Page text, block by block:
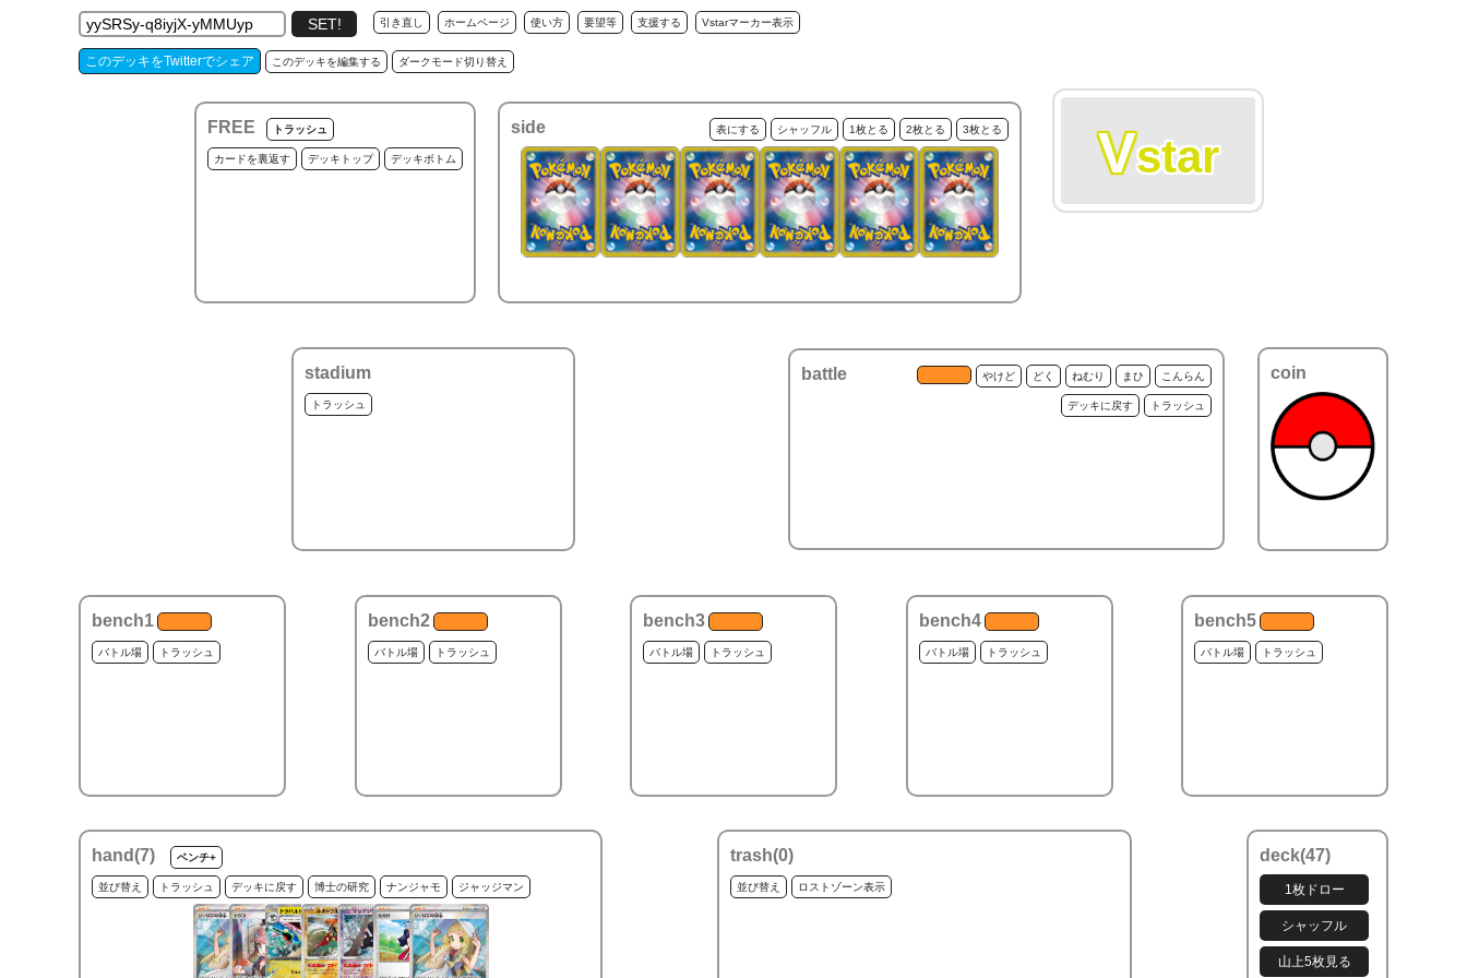
引き直し ホームページ 使い方 要望等 支援する Vstarマーカー表示
このデッキをTwitterでシェア このデッキを編集する ダークモード切り替え
FREE トラッシュ
カードを裏返す デッキトップ デッキボトム
side 表にする シャッフル 1枚とる 2枚とる 3枚とる Vstar
stadium
トラッシュ
battle やけど どく ねむり まひ こんらん
デッキに戻す トラッシュ
coin
bench1
バトル場 トラッシュ
bench2
バトル場 トラッシュ
bench3
バトル場 トラッシュ
bench4
バトル場 トラッシュ
bench5
バトル場 トラッシュ
hand(7) ベンチ+
並び替え トラッシュ デッキに戻す 博士の研究 ナンジャモ ジャッジマン
trash(0)
並び替え ロストゾーン表示
deck(47)